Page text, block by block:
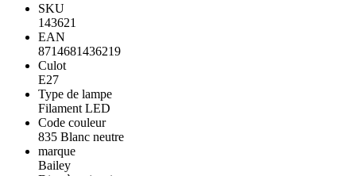
SKU
143621
EAN
8714681436219
Culot
E27
Type de lampe
Filament LED
Code couleur
835 Blanc neutre
marque
Bailey